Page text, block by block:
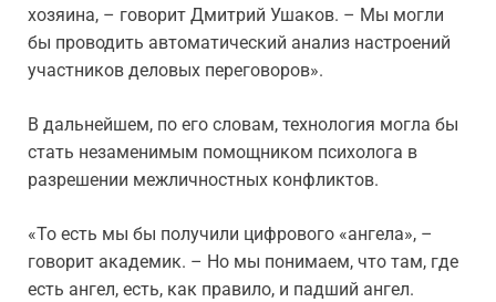
хозяина, – говорит Дмитрий Ушаков. – Мы могли
бы проводить автоматический анализ настроений
участников деловых переговоров».
В дальнейшем, по его словам, технология могла бы
стать незаменимым помощником психолога в
разрешении межличностных конфликтов.
«То есть мы бы получили цифрового «ангела», –
говорит академик. – Но мы понимаем, что там, где
есть ангел, есть, как правило, и падший ангел.